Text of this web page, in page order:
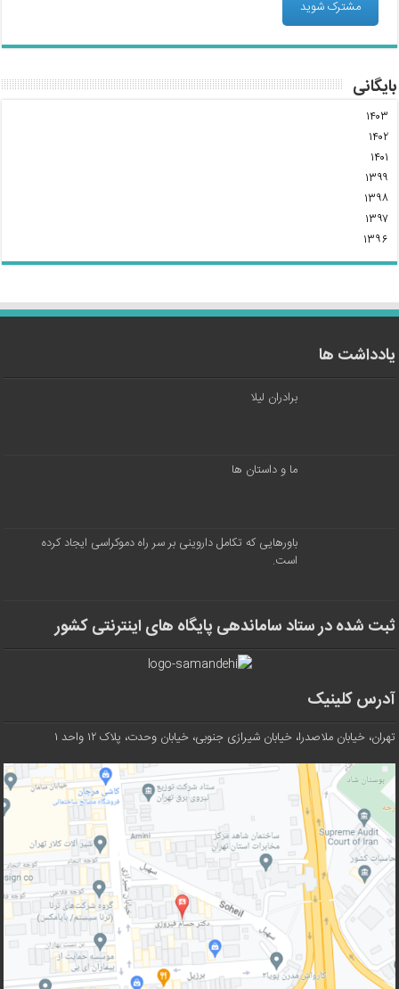
بایگانی
۱۴۰۳
۱۴۰۲
۱۴۰۱
۱۳۹۹
۱۳۹۸
۱۳۹۷
۱۳۹۶
یادداشت ها
برادران لیلا
ما و داستان ها
باورهایی که تکامل داروینی بر سر راه دموکراسی ایجاد کرده
است.
ثبت شده در ستاد ساماندهی پایگاه های اینترنتی کشور
آدرس کلینیک
تهران، خیابان ملاصدرا، خیابان شیرازی جنوبی، خیابان وحدت، پلاک ۱۲ واحد ۱